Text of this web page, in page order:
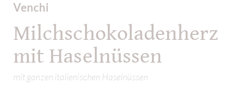
Venchi
Milchschokoladenherz
mit Haselnüssen
mit ganzen italienischen Haselnüssen